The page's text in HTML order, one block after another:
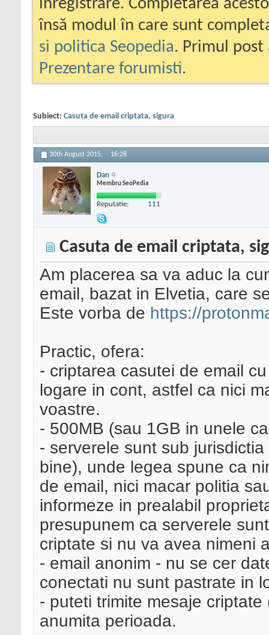
înregistrare. Completarea
însă modul în care sunt
si politica Seopedia. Primul
Prezentare forumisti.
Subiect: Casuta de email criptata, sigura
30th August 2015, 16:28
Dan
Membru SeoPedia
Reputatie: 111
Casuta de email criptata,
Am placerea sa va aduc la
email, bazat in Elvetia, care
Este vorba de https://
Practic, ofera:
- criptarea casutei de email
logare in cont, astfel ca nici
voastre.
- 500MB (sau 1GB in unele
- serverele sunt sub
bine), unde legea spune ca
de email, nici macar politia
informeze in prealabil
presupunem ca serverele
criptate si nu va avea nimeni
- email anonim - nu se cer
conectati nu sunt pastrate in
- puteti trimite mesaje
anumita perioada.